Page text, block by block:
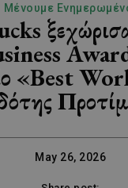
Μένουμε
«Best
May 26, 2026